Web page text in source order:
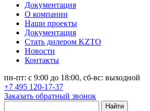
Документация
О компании
Наши проекты
Документация
Стать дилером KZTO
Новости
Контакты
пн-пт: с 9:00 до 18:00, сб-вс: выходной
+7 495 120-17-37
Заказать обратный звонок
Найти